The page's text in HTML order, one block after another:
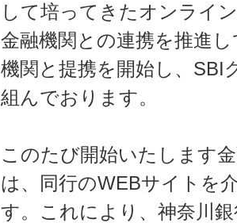
して培ってきたオンライ
金融機関との連携を推進
機関と提携を開始し、SBI
組んでおります。
このたび開始いたします
は、同行のWEBサイトを
す。これにより、神奈川